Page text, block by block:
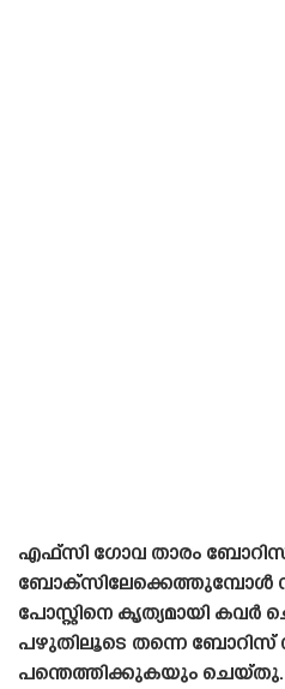
എഫ്‌സി ഗോവ താരം ബോറിസ്
ബോക്‌സിലേക്കെത്തുമ്പോൾ
പോസ്റ്റിനെ കൃത്യമായി കവർ
പഴുതിലൂടെ തന്നെ ബോറിസ്
പന്തെത്തിക്കുകയും ചെയ്‌തു.